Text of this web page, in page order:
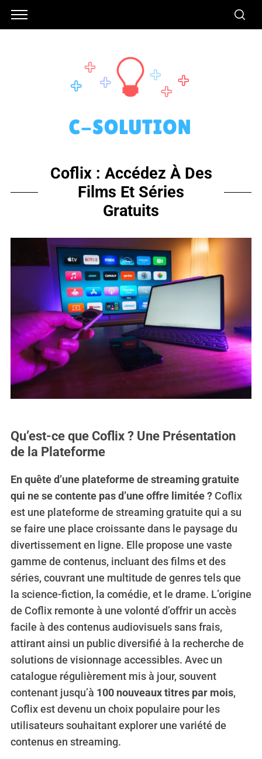
Coflix : Accédez À Des
Films Et Séries
Gratuits
Qu’est-ce que Coflix ? Une Présentation
de la Plateforme
En quête d’une plateforme de streaming gratuite
qui ne se contente pas d’une offre limitée ?Coflix
est une plateforme de streaming gratuite qui a su
se faire une place croissante dans le paysage du
divertissement en ligne. Elle propose une vaste
gamme de contenus, incluant des films et des
séries, couvrant une multitude de genres tels que
la science-fiction, la comédie, et le drame. L’origine
de Coflix remonte à une volonté d’offrir un accès
facile à des contenus audiovisuels sans frais,
attirant ainsi un public diversifié à la recherche de
solutions de visionnage accessibles. Avec un
catalogue régulièrement mis à jour, souvent
contenant jusqu’à 100 nouveaux titres par mois,
Coflix est devenu un choix populaire pour les
utilisateurs souhaitant explorer une variété de
contenus en streaming.